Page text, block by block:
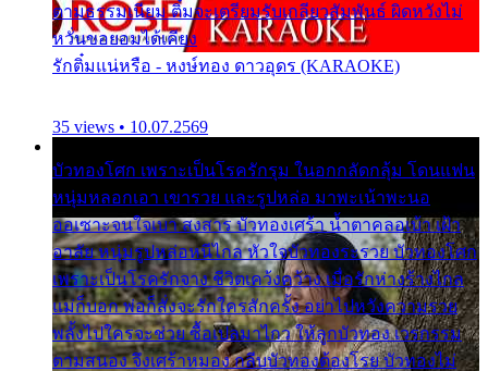
ตามธรรมเนียม ติ๋มจะเตรียมรับเกลียวสัมพันธ์ ผิดหวังไม่
หวั่นขอยอมได้เคียง
รักติ๋มแน่หรือ - หงษ์ทอง ดาวอุดร (KARAOKE)
35 views • 10.07.2569
บัวทองโศก เพราะเป็นโรครักรุม ในอกกลัดกลุ้ม โดนแฟน
หนุ่มหลอกเอา เขารวย และรูปหล่อ มาพะเน้าพะนอ
ออเซาะจนใจเบา สงสาร บัวทองเศร้า น้ำตาคลอเบ้า เฝ้า
อาลัย หนุ่มรูปหล่อหนีไกล หัวใจบัวทองระรวย บัวทองโศก
เพราะเป็นโรครักจาง ชีวิตเคว้งคว้าง เมื่อรักห่างร้างไกล
แม่ก็บอก พ่อก็สั่งจะรักใครสักครั้ง อย่าไปหวังความรวย
พลั้งไปใครจะช่วย ซื้อเปลมาไกว ให้ลูกบัวทอง เวรกรรม
ตามสนอง จึงเศร้าหมอง กลีบบัวทองต้องโรย บัวทองไม่